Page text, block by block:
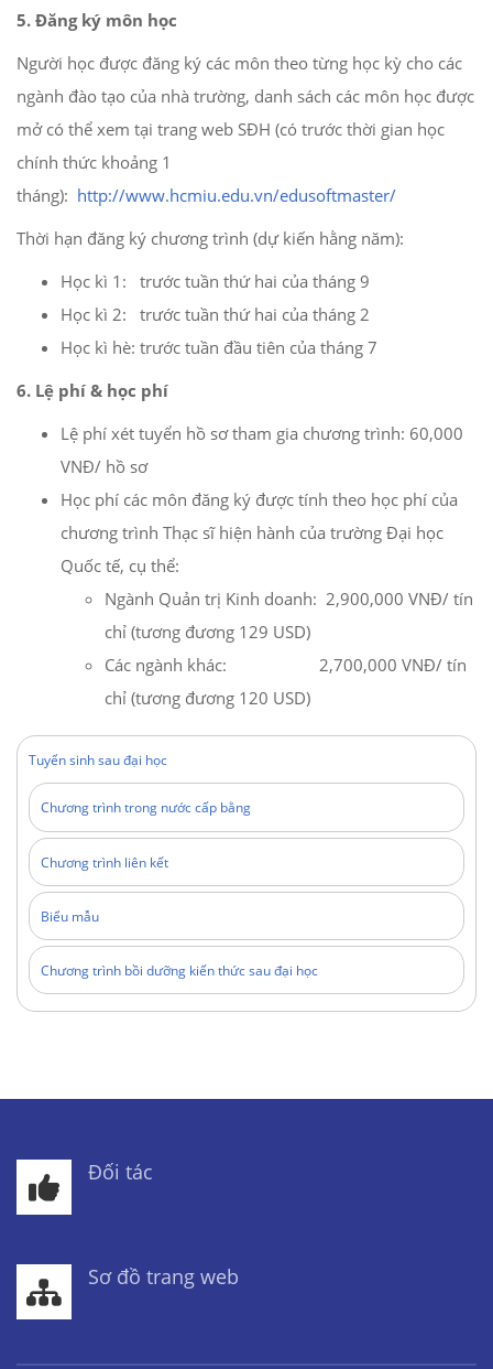
5. Đăng ký môn học
Người học được đăng ký các môn theo từng học kỳ cho các
ngành đào tạo của nhà trường, danh sách các môn học được
mở có thể xem tại trang web SĐH (có trước thời gian học
chính thức khoảng 1
tháng): http://www.hcmiu.edu.vn/edusoftmaster/
Thời hạn đăng ký chương trình (dự kiến hằng năm):
Học kì 1: trước tuần thứ hai của tháng 9
Học kì 2: trước tuần thứ hai của tháng 2
Học kì hè: trước tuần đầu tiên của tháng 7
6. Lệ phí & học phí
Lệ phí xét tuyển hồ sơ tham gia chương trình: 60,000
VNĐ/ hồ sơ
Học phí các môn đăng ký được tính theo học phí của
chương trình Thạc sĩ hiện hành của trường Đại học
Quốc tế, cụ thể:
Ngành Quản trị Kinh doanh: 2,900,000 VNĐ/ tín
chỉ (tương đương 129 USD)
Các ngành khác: 2,700,000 VNĐ/ tín
chỉ (tương đương 120 USD)
Tuyển sinh sau đại học
Chương trình trong nước cấp bằng
Chương trình liên kết
Biểu mẫu
Chương trình bồi dưỡng kiến thức sau đại học
Đối tác
Sơ đồ trang web